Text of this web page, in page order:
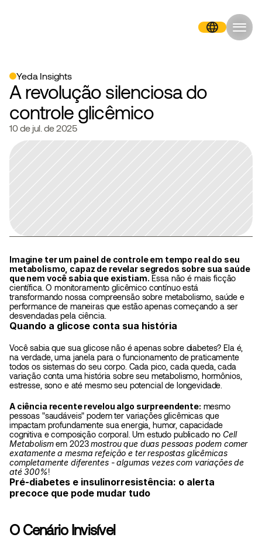
Yeda Insights
A revolução silenciosa do
controle glicêmico
10 de jul. de 2025
Imagine ter um painel de controle em tempo real do seu
metabolismo, capaz de revelar segredos sobre sua saúde
que nem você sabia que existiam. Essa não é mais ficção
científica. O monitoramento glicêmico contínuo está
transformando nossa compreensão sobre metabolismo, saúde e
performance de maneiras que estão apenas começando a ser
desvendadas pela ciência.
Quando a glicose conta sua história
Você sabia que sua glicose não é apenas sobre diabetes? Ela é,
na verdade, uma janela para o funcionamento de praticamente
todos os sistemas do seu corpo. Cada pico, cada queda, cada
variação conta uma história sobre seu metabolismo, hormônios,
estresse, sono e até mesmo seu potencial de longevidade.
A ciência recente revelou algo surpreendente: mesmo
pessoas "saudáveis" podem ter variações glicêmicas que
impactam profundamente sua energia, humor, capacidade
cognitiva e composição corporal. Um estudo publicado no Cell
Metabolism em 2023 mostrou que duas pessoas podem comer
exatamente a mesma refeição e ter respostas glicêmicas
completamente diferentes - algumas vezes com variações de
até 300%!
Pré-diabetes e insulinorresistência: o alerta
precoce que pode mudar tudo
O Cenário Invisível
Portuguese (Brazil)